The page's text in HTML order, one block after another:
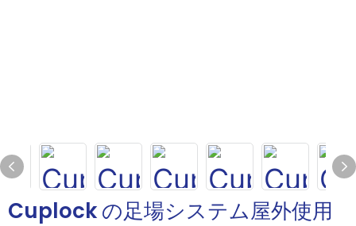
Cuplock の足場システム屋外使用